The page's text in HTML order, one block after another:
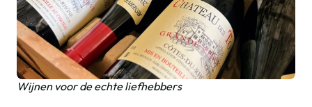
Wijnen voor de echte liefhebbers